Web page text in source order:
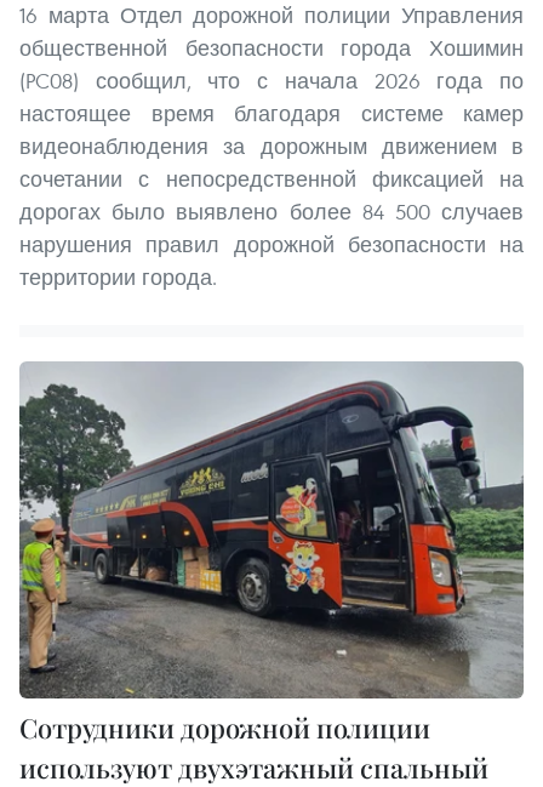
16 марта Отдел дорожной полиции Управления
общественной безопасности города Хошимин
(PC08) сообщил, что с начала 2026 года по
настоящее время благодаря системе камер
видеонаблюдения за дорожным движением в
сочетании с непосредственной фиксацией на
дорогах было выявлено более 84 500 случаев
нарушения правил дорожной безопасности на
территории города.
Сотрудники дорожной полиции
используют двухэтажный спальный